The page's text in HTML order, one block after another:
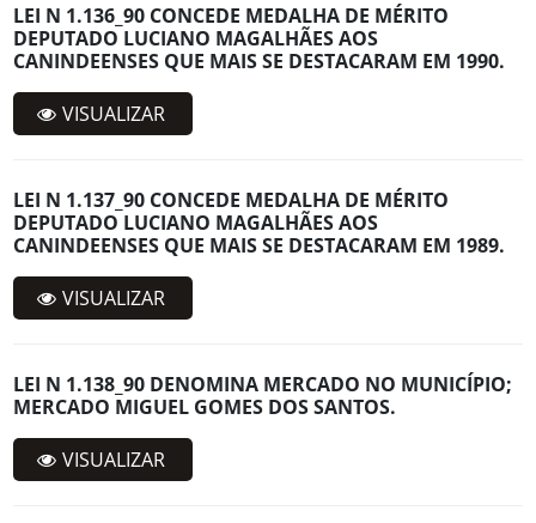
LEI N 1.136_90 CONCEDE MEDALHA DE MÉRITO
DEPUTADO LUCIANO MAGALHÃES AOS
CANINDEENSES QUE MAIS SE DESTACARAM EM 1990.
VISUALIZAR
LEI N 1.137_90 CONCEDE MEDALHA DE MÉRITO
DEPUTADO LUCIANO MAGALHÃES AOS
CANINDEENSES QUE MAIS SE DESTACARAM EM 1989.
VISUALIZAR
LEI N 1.138_90 DENOMINA MERCADO NO MUNICÍPIO;
MERCADO MIGUEL GOMES DOS SANTOS.
VISUALIZAR